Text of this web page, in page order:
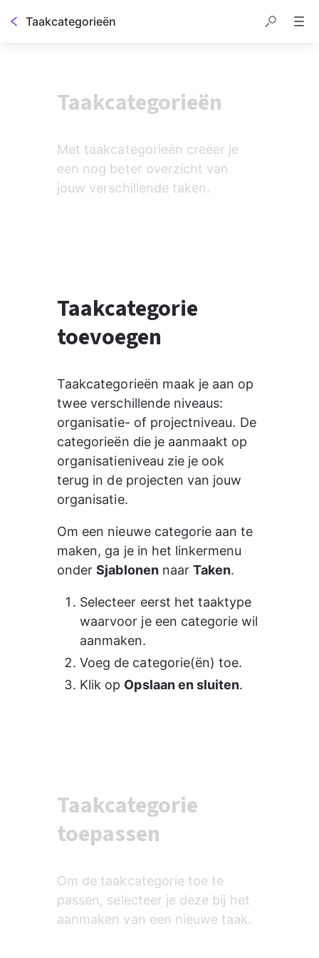
Taakcategorieën
Taakcategorieën
Met taakcategorieën creëer je
een nog beter overzicht van
jouw verschillende taken.
Taakcategorie
toevoegen
Taakcategorieën maak je aan op
twee verschillende niveaus:
organisatie- of projectniveau. De
categorieën die je aanmaakt op
organisatieniveau zie je ook
terug in de projecten van jouw
organisatie.
Om een nieuwe categorie aan te
maken, ga je in het linkermenu
onder Sjablonen naar Taken.
Selecteer eerst het taaktype
waarvoor je een categorie wil
aanmaken.
Voeg de categorie(ën) toe.
Klik op Opslaan en sluiten.
Taakcategorie
toepassen
Om de taakcategorie toe te
passen, selecteer je deze bij het
aanmaken van een nieuwe taak.